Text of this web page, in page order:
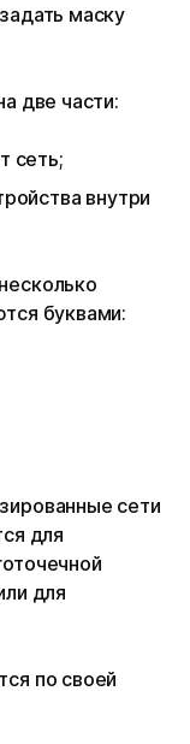
маску
две части:
сеть;
внутри
буквами:
сети
для
для
по своей